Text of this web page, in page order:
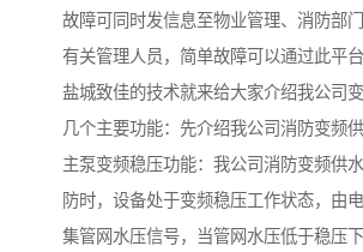
故障可同时发信息至物业管理、消防部
有关管理人员，简单故障可以通过此平台
盐城致佳的技术就来给大家介绍我公司
几个主要功能：先介绍我公司消防变频
主泵变频稳压功能：我公司消防变频供
防时，设备处于变频稳压工作状态，由
集管网水压信号，当管网水压低于稳压